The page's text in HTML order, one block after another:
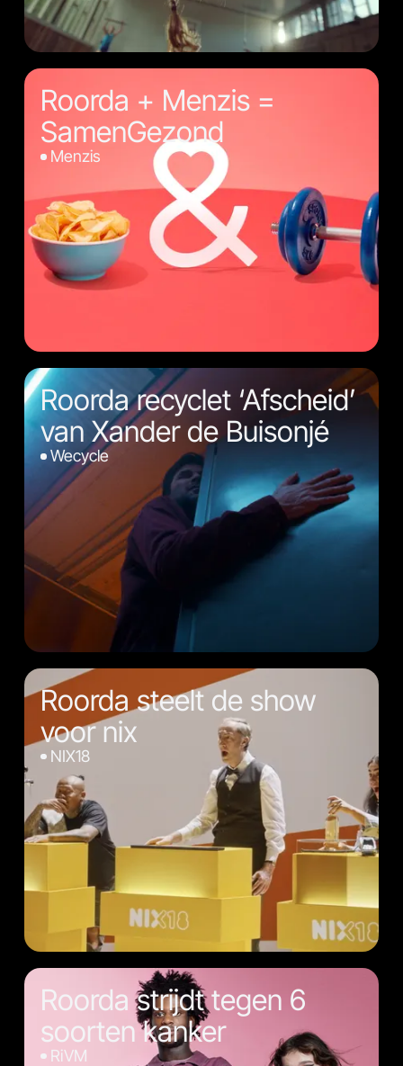
Roorda + Menzis =
SamenGezond
Menzis
Roorda recyclet ‘Afscheid’
van Xander de Buisonjé
Wecycle
Roorda steelt de show
voor nix
NIX18
Roorda strijdt tegen 6
soorten kanker
RiVM